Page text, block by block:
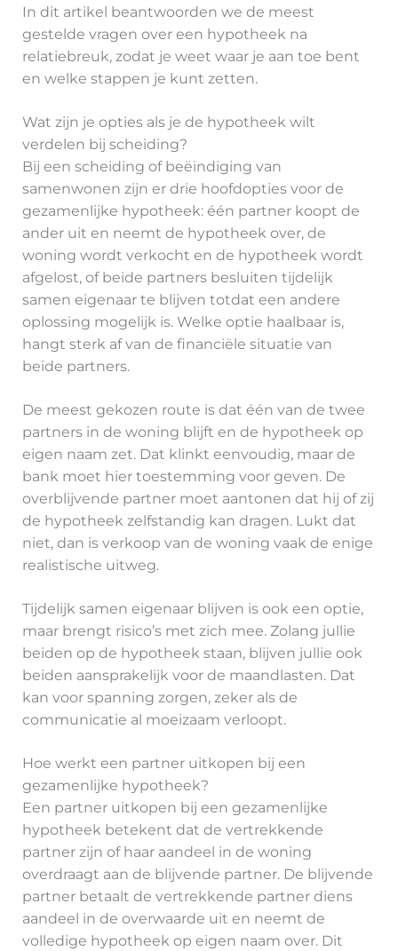
In dit artikel beantwoorden we de meest
gestelde vragen over een hypotheek na
relatiebreuk, zodat je weet waar je aan toe bent
en welke stappen je kunt zetten.
Wat zijn je opties als je de hypotheek wilt
verdelen bij scheiding?
Bij een scheiding of beëindiging van
samenwonen zijn er drie hoofdopties voor de
gezamenlijke hypotheek: één partner koopt de
ander uit en neemt de hypotheek over, de
woning wordt verkocht en de hypotheek wordt
afgelost, of beide partners besluiten tijdelijk
samen eigenaar te blijven totdat een andere
oplossing mogelijk is. Welke optie haalbaar is,
hangt sterk af van de financiële situatie van
beide partners.
De meest gekozen route is dat één van de twee
partners in de woning blijft en de hypotheek op
eigen naam zet. Dat klinkt eenvoudig, maar de
bank moet hier toestemming voor geven. De
overblijvende partner moet aantonen dat hij of zij
de hypotheek zelfstandig kan dragen. Lukt dat
niet, dan is verkoop van de woning vaak de enige
realistische uitweg.
Tijdelijk samen eigenaar blijven is ook een optie,
maar brengt risico’s met zich mee. Zolang jullie
beiden op de hypotheek staan, blijven jullie ook
beiden aansprakelijk voor de maandlasten. Dat
kan voor spanning zorgen, zeker als de
communicatie al moeizaam verloopt.
Hoe werkt een partner uitkopen bij een
gezamenlijke hypotheek?
Een partner uitkopen bij een gezamenlijke
hypotheek betekent dat de vertrekkende
partner zijn of haar aandeel in de woning
overdraagt aan de blijvende partner. De blijvende
partner betaalt de vertrekkende partner diens
aandeel in de overwaarde uit en neemt de
volledige hypotheek op eigen naam over. Dit